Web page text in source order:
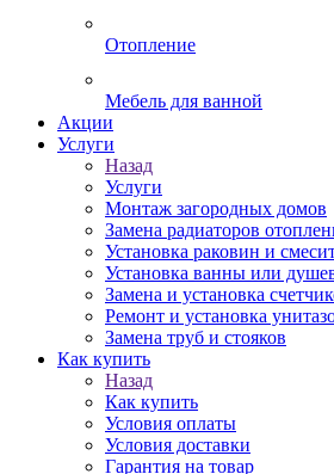
Отопление
Мебель для ванной
Акции
Услуги
Назад
Услуги
Монтаж загородных домов
Замена радиаторов
Установка раковин и
Установка ванны или
Замена и установка
Ремонт и установка
Замена труб и стояков
Как купить
Назад
Как купить
Условия оплаты
Условия доставки
Гарантия на товар